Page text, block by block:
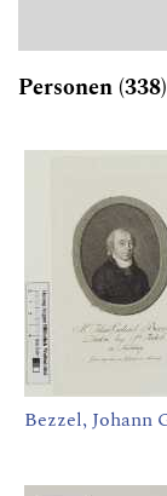
Personen (338)
Bezzel, Johann